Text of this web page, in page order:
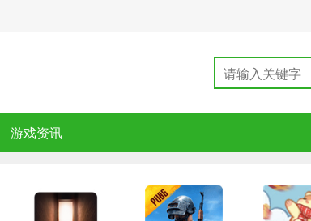
游戏资讯